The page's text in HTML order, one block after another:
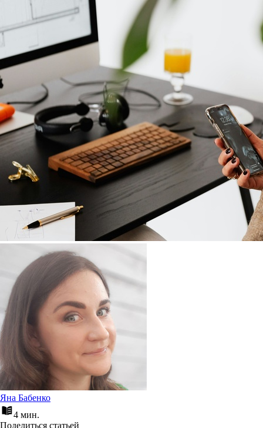
Яна Бабенко
4 мин.
Поделиться статьей